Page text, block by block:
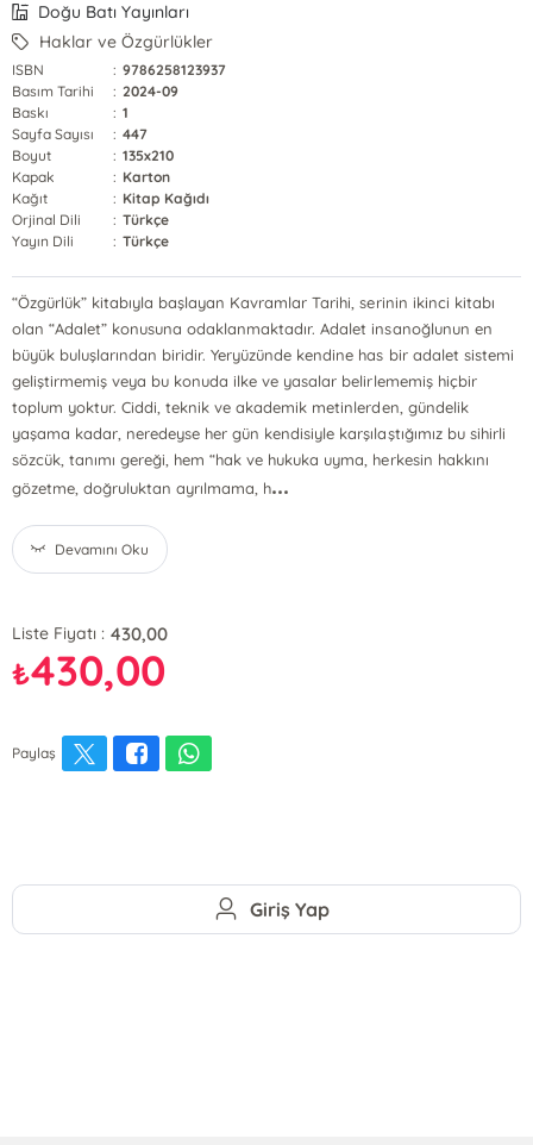
Doğu Batı Yayınları
Haklar ve Özgürlükler
ISBN : 9786258123937
Basım Tarihi
: 2024-09
Baskı
: 1
Sayfa Sayısı
: 447
Boyut
: 135x210
Kapak
: Karton
Kağıt
: Kitap Kağıdı
Orjinal Dili
: Türkçe
Yayın Dili
: Türkçe
“Özgürlük” kitabıyla başlayan Kavramlar Tarihi, serinin ikinci kitabı
olan “Adalet” konusuna odaklanmaktadır. Adalet insanoğlunun en
büyük buluşlarından biridir. Yeryüzünde kendine has bir adalet sistemi
geliştirmemiş veya bu konuda ilke ve yasalar belirlememiş hiçbir
toplum yoktur. Ciddi, teknik ve akademik metinlerden, gündelik
yaşama kadar, neredeyse her gün kendisiyle karşılaştığımız bu sihirli
sözcük, tanımı gereği, hem “hak ve hukuka uyma, herkesin hakkını
gözetme, doğruluktan ayrılmama, h...
Devamını Oku
Liste Fiyatı : 430,00
₺430,00
Paylaş
Giriş Yap